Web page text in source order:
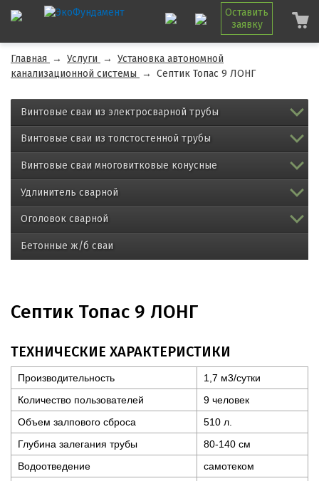
Оставить
заявку
Главная → Услуги → Установка автономной
канализационной системы → Септик Топас 9 ЛОНГ
Винтовые сваи из электросварной трубы
Винтовые сваи из толстостенной трубы
Винтовые сваи многовитковые конусные
Удлинитель сварной
Оголовок сварной
Бетонные ж/б сваи
Септик Топас 9 ЛОНГ
ТЕХНИЧЕСКИЕ ХАРАКТЕРИСТИКИ
Производительность
1,7 м3/сутки
Количество пользователей
9 человек
Объем залпового сброса
510 л.
Глубина залегания трубы
80-140 см
Водоотведение
самотеком